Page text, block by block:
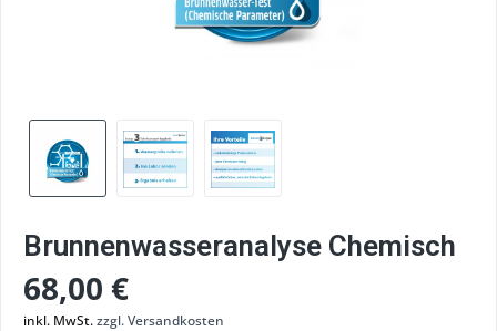
Brunnenwasseranalyse Chemisch
68,00 €
inkl. MwSt.zzgl. Versandkosten